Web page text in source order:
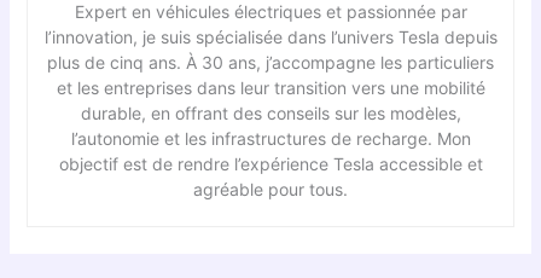
Expert en véhicules électriques et passionnée par
l’innovation, je suis spécialisée dans l’univers Tesla depuis
plus de cinq ans. À 30 ans, j’accompagne les particuliers
et les entreprises dans leur transition vers une mobilité
durable, en offrant des conseils sur les modèles,
l’autonomie et les infrastructures de recharge. Mon
objectif est de rendre l’expérience Tesla accessible et
agréable pour tous.